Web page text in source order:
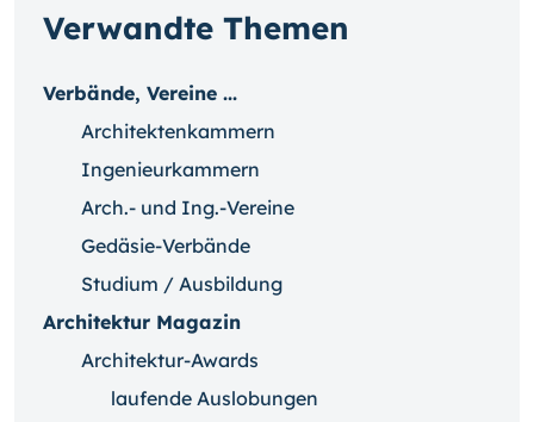
Verwandte Themen
Verbände, Vereine ...
Architektenkammern
Ingenieurkammern
Arch.- und Ing.-Vereine
Gedäsie-Verbände
Studium / Ausbildung
Architektur Magazin
Architektur-Awards
laufende Auslobungen